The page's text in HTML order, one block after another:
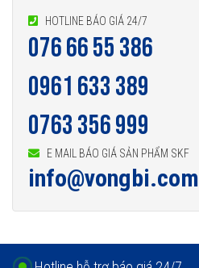
HOTLINE BÁO GIÁ 24/7
076 66 55 386
0961 633 389
0763 356 999
E MAIL BÁO GIÁ SẢN PHẨM SKF
info@vongbi.com